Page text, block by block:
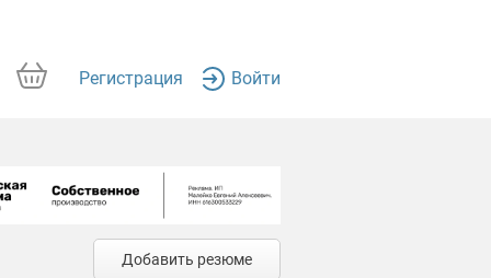
Регистрация Войти
Добавить резюме